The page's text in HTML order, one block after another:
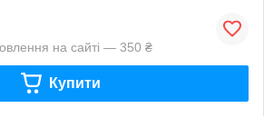
на сайті — 350 ₴
Купити